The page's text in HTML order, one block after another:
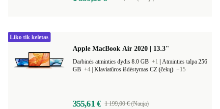
Apple MacBook Air 2020 | 13.3"
Darbinės atminties dydis 8.0 GB +1
Atminties talpa 256
GB +4 Klaviatūros išdėstymas CZ (čekų) +15
355,61 € 1 199,00 € (Nauja)
Liko tik keletas